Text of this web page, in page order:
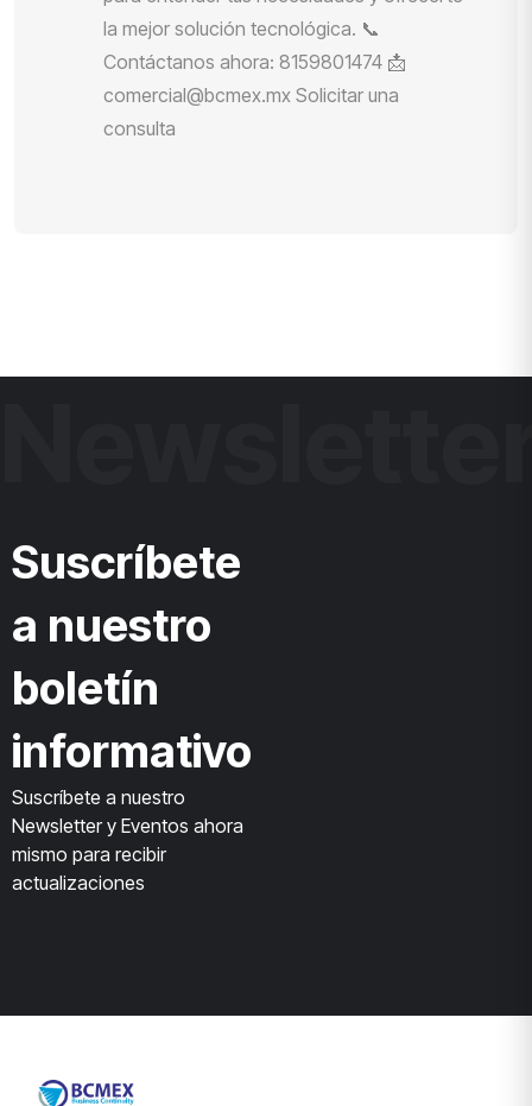
la mejor solución tecnológica. 📞
Contáctanos ahora: 8159801474 📩
comercial@bcmex.mx Solicitar una
consulta
Suscríbete
a nuestro
boletín
informativo
Suscríbete a nuestro
Newsletter y Eventos ahora
mismo para recibir
actualizaciones